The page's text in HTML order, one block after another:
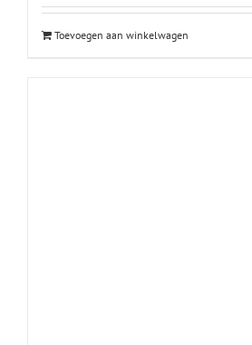
Toevoegen aan winkelwagen